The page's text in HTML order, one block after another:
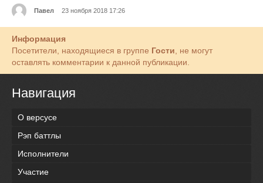
Павел 23 ноября 2018 17:26
Информация
Посетители, находящиеся в группе Гости , не могут
оставлять комментарии к данной публикации.
Навигация
О версусе
Рэп баттлы
Исполнители
Участие